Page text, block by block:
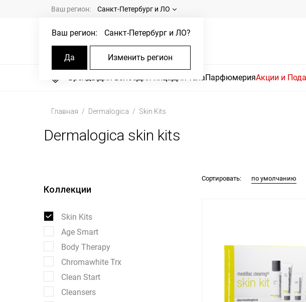
Ваш регион: Санкт-Петербург и ЛО
Ваш регион: Санкт-Петербург и ЛО?
Да Изменить регион
БрендыДля волосДля лицаДля телаПарфюмерияАкции и
Главная Dermalogica Skin Kits
Dermalogica skin kits
Коллекции
Skin Kits
Age Smart
Body Therapy
Chromawhite Trx
Clean Start
Cleansers
Сортировать: по умолчанию